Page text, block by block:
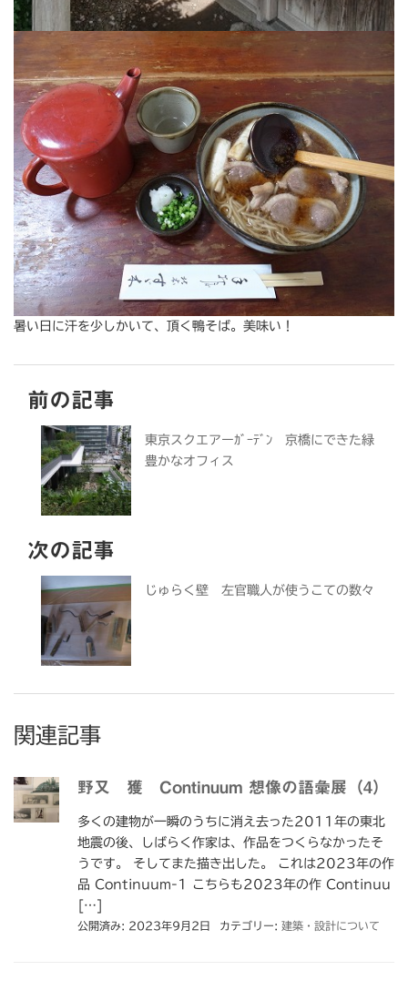
暑い日に汗を少しかいて、頂く鴨そば。美味い！
前の記事
東京スクエアーｶﾞｰﾃﾞﾝ 京橋にできた緑
豊かなオフィス
次の記事
じゅらく壁 左官職人が使うこての数々
関連記事
野又 獲 Continuum 想像の語彙展（4）
多くの建物が一瞬のうちに消え去った2011年の東北
地震の後、しばらく作家は、作品をつくらなかったそ
うです。 そしてまた描き出した。 これは2023年の作
品 Continuum-1 こちらも2023年の作 Continuu
[…]
公開済み: 2023年9月2日 カテゴリー: 建築・設計について